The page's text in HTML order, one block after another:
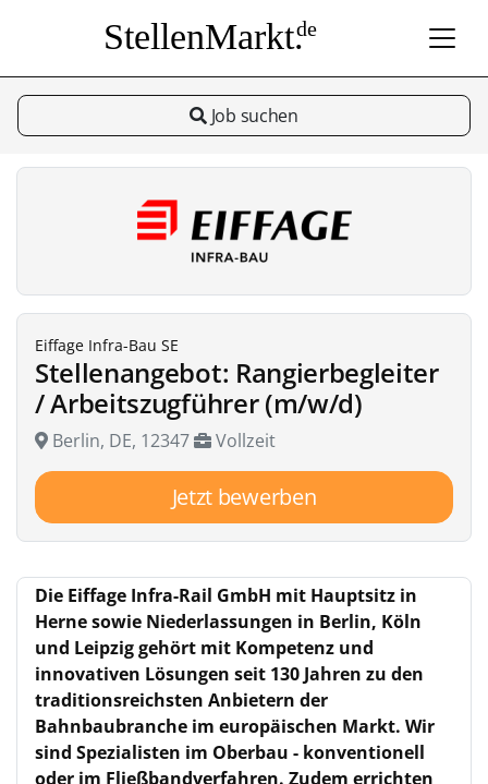
StellenMarkt.de
Job suchen
Eiffage Infra-Bau SE
Stellenangebot: Rangierbegleiter
/ Arbeitszugführer (m/w/d)
Berlin, DE, 12347 Vollzeit
Jetzt bewerben
Die Eiffage Infra-Rail GmbH mit Hauptsitz in
Herne sowie Niederlassungen in Berlin, Köln
und Leipzig gehört mit Kompetenz und
innovativen Lösungen seit 130 Jahren zu den
traditionsreichsten Anbietern der
Bahnbaubranche im europäischen Markt. Wir
sind Spezialisten im Oberbau - konventionell
oder im Fließbandverfahren. Zudem errichten